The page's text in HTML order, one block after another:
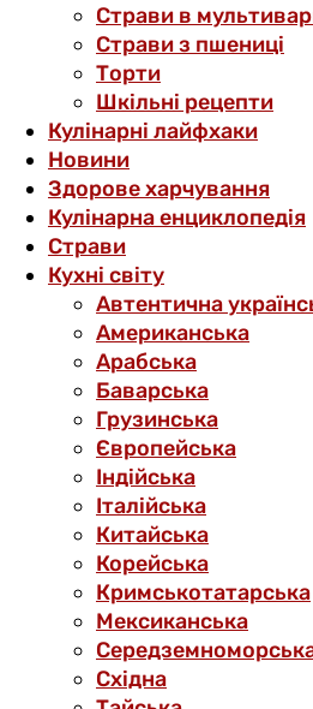
Страви в
Страви з пшениці
Торти
Шкільні рецепти
Кулінарні лайфхаки
Новини
Здорове харчування
Кулінарна енциклопедія
Страви
Кухні світу
Автентична
Американська
Арабська
Баварська
Грузинська
Європейська
Індійська
Італійська
Китайська
Корейська
Кримськотатарська
Мексиканська
Східна